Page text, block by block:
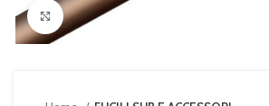
Clicca per ingrandire